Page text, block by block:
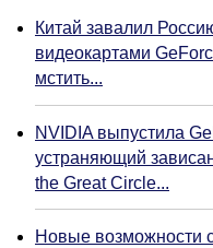
Китай завалил
видеокартами
мстить...
NVIDIA выпустила
устраняющий
the Great Circle...
Новые возможности